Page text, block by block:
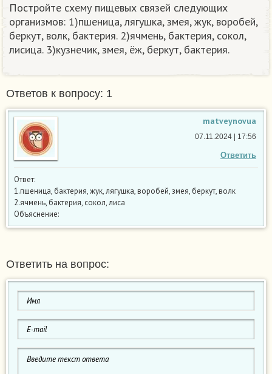
Постройте схему пищевых связей следующих
организмов: 1)пшеница, лягушка, змея, жук, воробей,
беркут, волк, бактерия. 2)ячмень, бактерия, сокол,
лисица. 3)кузнечик, змея, ёж, беркут, бактерия.
Ответов к вопросу: 1
matveynovua
Ответить
07.11.2024 | 17:56
Ответ:
1.пшеница, бактерия, жук, лягушка, воробей, змея, беркут, волк
2.ячмень, бактерия, сокол, лиса
Объяснение:
Ответить на вопрос: